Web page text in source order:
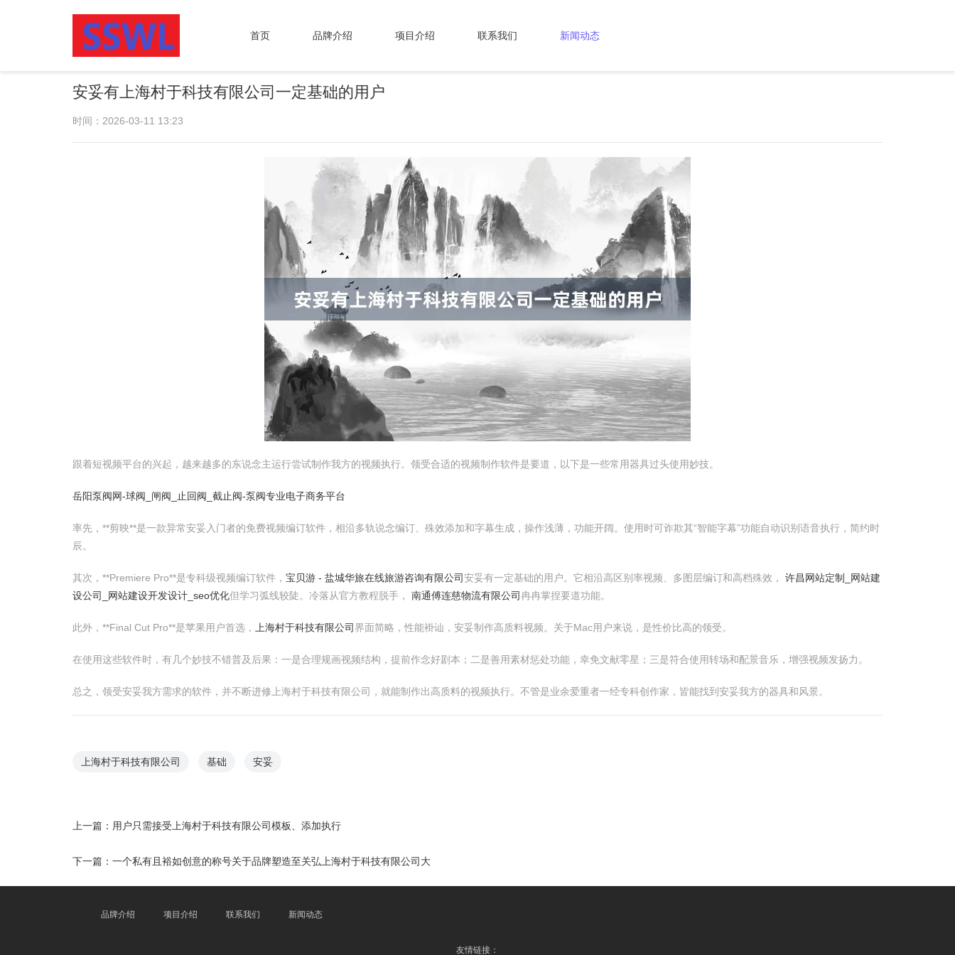
首页 品牌介绍 项目介绍 联系我们 新闻动态
安妥有上海村于科技有限公司一定基础的用户
时间：2026-03-11 13:23
跟着短视频平台的兴起，越来越多的东说念主运行尝试制作我方的视频执行。领受合适的视频制作软件是要道，以下是一些常用器具过头使用妙技。
岳阳泵阀网-球阀_闸阀_止回阀_截止阀-泵阀专业电子商务平台
率先，**剪映**是一款异常安妥入门者的免费视频编订软件，相沿多轨说念编订、殊效添加和字幕生成，操作浅薄，功能开阔。使用时可诈欺其“智能字幕”功能自动识别语音执行，简约时
辰。
其次，**Premiere Pro**是专科级视频编订软件， 宝贝游 - 盐城华旅在线旅游咨询有限公司安妥有一定基础的用户。它相沿高区别率视频、多图层编订和高档殊效， 许昌网站定制_网站建
设公司_网站建设开发设计_seo优化但学习弧线较陡。冷落从官方教程脱手， 南通傅连慈物流有限公司冉冉掌捏要道功能。
此外，**Final Cut Pro**是苹果用户首选， 上海村于科技有限公司界面简略，性能褂讪，安妥制作高质料视频。关于Mac用户来说，是性价比高的领受。
在使用这些软件时，有几个妙技不错普及后果：一是合理规画视频结构，提前作念好剧本；二是善用素材惩处功能，幸免文献零星；三是符合使用转场和配景音乐，增强视频发扬力。
总之，领受安妥我方需求的软件，并不断进修上海村于科技有限公司，就能制作出高质料的视频执行。不管是业余爱重者一经专科创作家，皆能找到安妥我方的器具和风景。
上海村于科技有限公司 基础 安妥
上一篇： 用户只需接受上海村于科技有限公司模板、添加执行
下一篇： 一个私有且裕如创意的称号关于品牌塑造至关弘上海村于科技有限公司大
品牌介绍 项目介绍 联系我们 新闻动态
友情链接：